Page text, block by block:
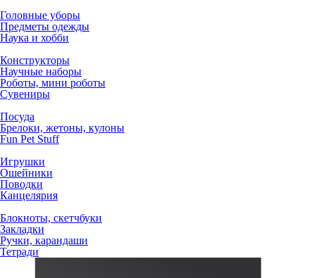
Головные уборы
Предметы одежды
Наука и хобби
Конструкторы
Научные наборы
Роботы, мини роботы
Сувениры
Посуда
Брелоки, жетоны, кулоны
Fun Pet Stuff
Игрушки
Ошейники
Поводки
Канцелярия
Блокноты, скетчбуки
Закладки
Ручки, карандаши
Тетради